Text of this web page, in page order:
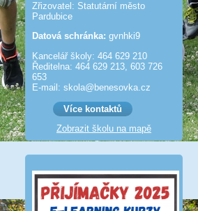
Zřizovatel: Statutární město
Pardubice
Datová schránka: gvnhki9
Kancelář školy: 464 629 210
Ředitelna: 464 629 213, 603 726
653
E-mail: skola@benesov­ka.cz
Více kontaktů
Zobrazit školu na mapě